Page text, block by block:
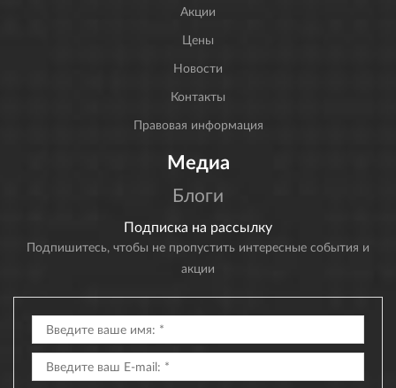
Акции
Цены
Новости
Контакты
Правовая информация
Медиа
Блоги
Подписка на рассылку
Подпишитесь, чтобы не пропустить интересные события и
акции